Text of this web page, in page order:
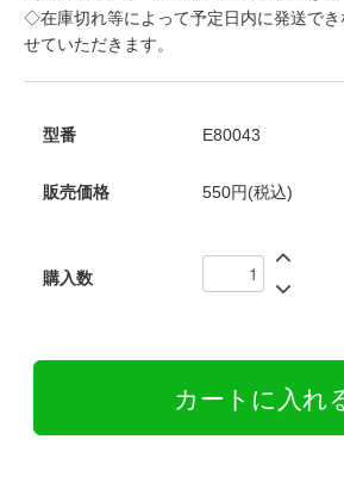
◇在庫切れ等によって予定日内に発送でき
せていただきます。
型番 E80043
販売価格 550円(税込)
購入数